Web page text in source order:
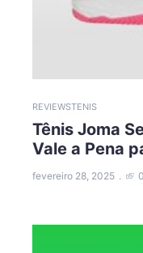
REVIEWSTENIS
Tênis Joma
Vale a Pena
fevereiro 28, 2025 0